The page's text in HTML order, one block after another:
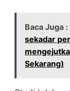
Baca Juga :
sekadar
Sekarang)